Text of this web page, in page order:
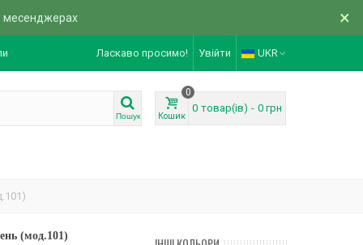
месенджерах ×
Ласкаво просимо! Увійти UKR
Пошук Кошик
0
0 товар(ів) - 0 грн
(мод.101)